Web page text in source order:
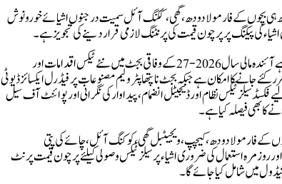
ہی بچوں کے فارمولا دودھ، گھی ،ککنگ آئل سمیت درجنوں اشیائے خورونوش
کی پیکنگ پر پرچون قیمت کی پرنٹنگ لازمی قرار دینے کی تجویز ہے۔
ذرائع کا کہنا ہے کہ نئے بجٹ میں 220 ارب روپے کے نئے ٹیکسز لگانے کی بھی تجویز ہے آئندہ مالی سال2026-27 کے وفاقی بجٹ میں نئے ٹیکس اقدامات اور
کا امکان ہے جبکہ بجٹ ناپتھا پٹرولیم مصنوعات پر فیڈرل ایکسائز ڈیوٹی
سیلز ٹیکس نظام اور ڈیجیٹل انضمام، پیداوار کی نگرانی اور پوائنٹ آف سیل
بھی فیصلہ کیا ہے۔
کے فارمولادودھ، کیچپ،ویجیٹبل گھی ،کوکنگ آئل ،چائے کی پتی
استعمال کی ضروری اشیاء پرسیلز ٹیکس وصولی کیلئے پرچون قیمت پرنٹ
میں شامل کیا جائے گا۔